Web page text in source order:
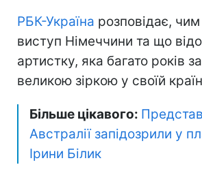
РБК-Україна розповідає,
виступ Німеччини та що
артистку, яка багато років
великою зіркою у своїй
Більше цікавого:
Австралії запідозрили у
Ірини Білик